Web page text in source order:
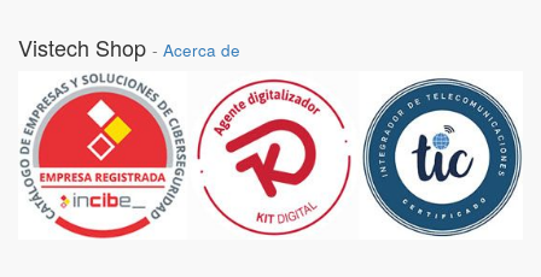
Vistech Shop - Acerca de